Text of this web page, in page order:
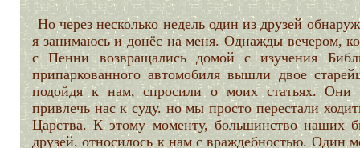
Но через несколько недель один из друзей
я занимаюсь и донёс на меня. Однажды вечером,
с Пенни возвращались домой с изучения
припаркованного автомобиля вышли двое
подойдя к нам, спросили о моих статьях. Они
привлечь нас к суду. но мы просто перестали
Царства. К этому моменту, большинство наших
друзей, относилось к нам с враждебностью. Один